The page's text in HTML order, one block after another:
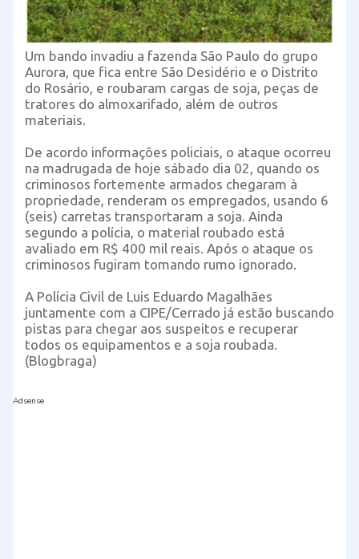
Um bando invadiu a fazenda São Paulo do grupo
Aurora, que fica entre São Desidério e o Distrito
do Rosário, e roubaram cargas de soja, peças de
tratores do almoxarifado, além de outros
materiais.
De acordo informações policiais, o ataque ocorreu
na madrugada de hoje sábado dia 02, quando os
criminosos fortemente armados chegaram à
propriedade, renderam os empregados, usando 6
(seis) carretas transportaram a soja. Ainda
segundo a polícia, o material roubado está
avaliado em R$ 400 mil reais. Após o ataque os
criminosos fugiram tomando rumo ignorado.
A Polícia Civil de Luis Eduardo Magalhães
juntamente com a CIPE/Cerrado já estão buscando
pistas para chegar aos suspeitos e recuperar
todos os equipamentos e a soja roubada.
(Blogbraga)
Adsense